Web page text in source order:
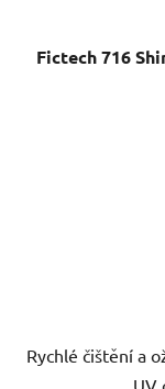
Fictech 716
Rychlé čištění a
UV